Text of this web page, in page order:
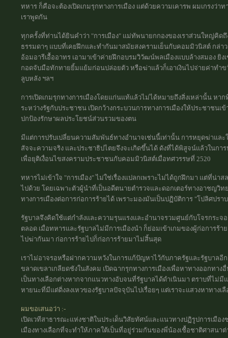
ทหาร ก็คือจะต้องเปิดเกมรุกทางการเมือง แต่ด้วยความเคารพ ผมเกรงว่า
เราพูดกัน
ทุกครั้งที่ท่านได้ยินคำว่า "การเมือง" แม่ทัพนายกกองของเราส่วนใหญ่คิด
ธรรมดาๆ แบบที่เคยฝึกและทำกันมาสมัยสงครามเย็นกับคอมมิวนิสต์ กล่
อ้อมอารีเอื้ออาทร เอามาเข้าค่ายฝึกอบรมวิวัฒน์พลเมืองแบบล้างสมอง ยิง
กอดจับมือทักทายยิ้มแย้มก่อนปล่อยตัว หรือฆ่าแล้วก็เอาเงินไปจ่ายค่าท
ลูบหลัง ฯลฯ
การเปิดเกมรุกทางการเมืองโดยแก่นแท้แล้วไม่ได้หมายถึงสิ่งเหล่านั้น ห
ระหว่างรัฐกับประชาชน เปิดกว้างกระบวนการทางการเมืองให้ประชาชน
ปกป้องรักษาผลประโยชน์ส่วนรวมของตน
มีแต่การปรับเปลี่ยนความสัมพันธ์ทางอำนาจเช่นนี้เท่านั้น การหยุดฆ่าและ
สัจจะความจริง และประชาธิปไตยจึงจะเกิดขึ้นได้ ดังที่ได้พิสูจน์แล้วในกา
เพื่อยุติเงื่อนไขสงครามประชาชนกับคอมมิวนิสต์เมื่อทศวรรษที่ 2520
ทหารไม่เข้าใจ "การเมือง" ไม่ใช่เรื่องแปลกเพราะไม่ได้ถูกฝึกมา แต่ที่น่า
ไปด้วย โดยเฉพาะตัวผู้นำที่เป็นอดีตนายตำรวจและดอกเตอร์ทางอาชญวิท
ทางการเมืองต่อการก่อการร้ายได้ เพราะมองมันเป็นปฏิบัติการ "โปลิศปรา
รัฐบาลจึงคิดใช้แต่กำลังและความรุนแรงและอำนาจรวมศูนย์กับโจรกระ
ตลอด เมื่อทหารและรัฐบาลไม่มีการเมืองนำ ก็ย่อมเข้าเกมของผู้ก่อการร้
ไปฆ่ากันมา ก่อการร้ายไปก็ก่อการร้ายมาไม่สิ้นสุด
เราไม่อาจรอหรือฝากความหวังในการแก้ปัญหาไว้กับภาครัฐและรัฐบาล
ขลาดเขลาเกลียดชังในสังคม เปิดฉากรุกทางการเมืองเพื่อหาทางออกท
เป็นทางเลือกต่างหากจากแนวทางอับจนที่รัฐบาลได้ดำเนินมา ตราบที่ไม่มี
หายนะที่มีแต่ดิ่งลงเหวของรัฐบาลปัจจุบันไปเรื่อยๆ แต่เราจะแสวงหาทางเ
ผมขอเสนอว่า :-
เปิดเวทีสาธารณะแห่งชาติในประเด็นวิสัยทัศน์และแนวทางปฏิรูปการเมือ
เมืองทางเลือกที่จะทำให้ภาคใต้เป็นที่อยู่ร่วมกันของพี่น้องเชื้อชาติศาสนา